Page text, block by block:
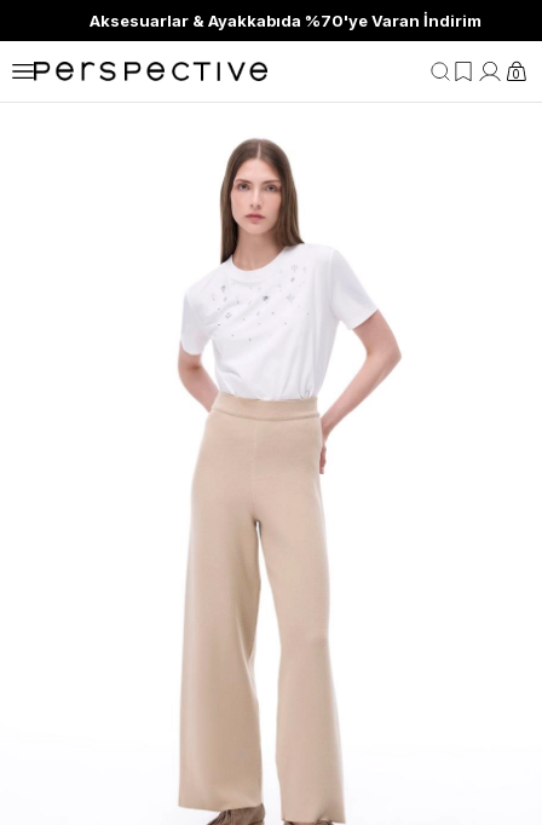
Aksesuarlar & Ayakkabıda %70'ye Varan İndirim
0